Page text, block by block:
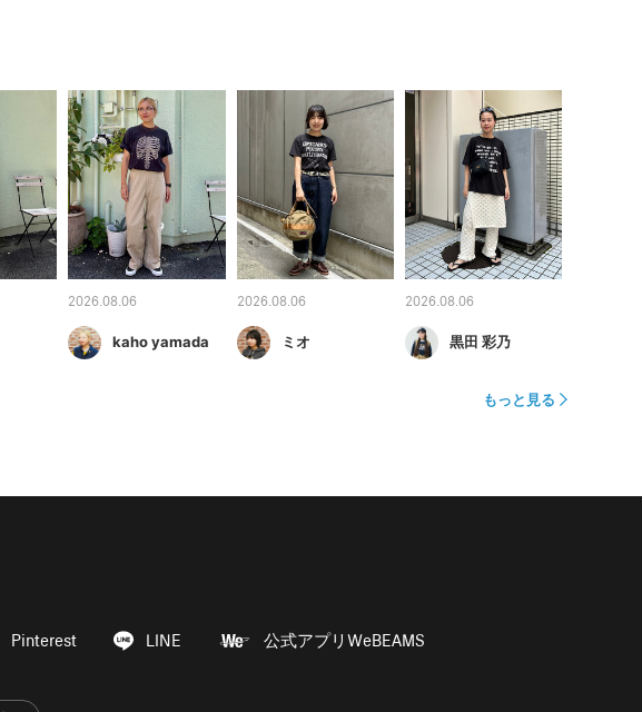
2026.08.06
kaho yamada
2026.08.06
ミオ
2026.08.06
黒田 彩乃
もっと見る
Pinterest LINE 公式アプリWeBEAMS